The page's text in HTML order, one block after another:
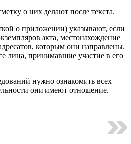
о них делают после текста.
о приложении) указывают, если
акта, местонахождение
которым они направлены.
лица, принимавшие участие в его
нужно ознакомить всех
они имеют отношение.